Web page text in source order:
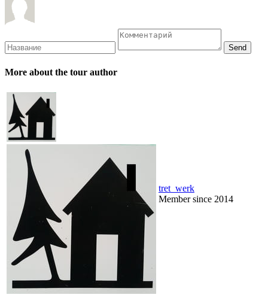
More about the tour author
tret_werk
Member since 2014